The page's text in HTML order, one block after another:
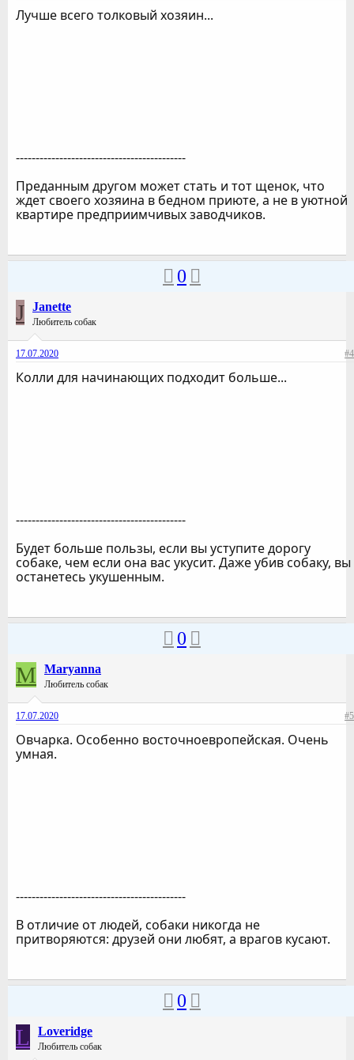
Лучше всего толковый хозяин...
-------------------------------------------
Преданным другом может стать и тот щенок, что
ждет своего хозяина в бедном приюте, а не в уютной
квартире предприимчивых заводчиков.
0
J Janette
Любитель собак
17.07.2020 #4
Колли для начинающих подходит больше...
-------------------------------------------
Будет больше пользы, если вы уступите дорогу
собаке, чем если она вас укусит. Даже убив собаку, вы
останетесь укушенным.
0
M Maryanna
Любитель собак
17.07.2020 #5
Овчарка. Особенно восточноевропейская. Очень
умная.
-------------------------------------------
В отличие от людей, собаки никогда не
притворяются: друзей они любят, а врагов кусают.
0
L Loveridge
Любитель собак